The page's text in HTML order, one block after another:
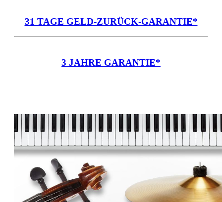
31 TAGE GELD-ZURÜCK-GARANTIE*
3 JAHRE GARANTIE*